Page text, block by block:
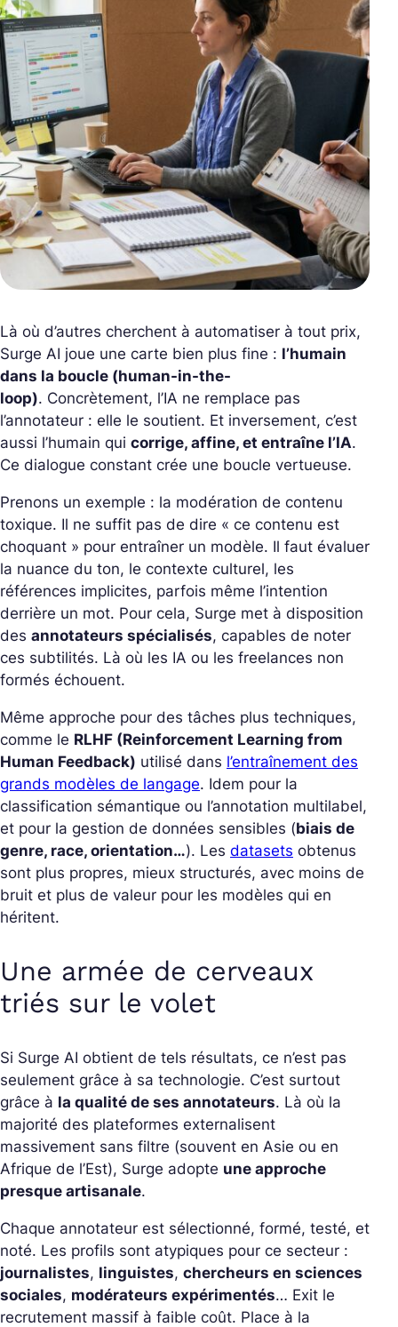
Là où d’autres cherchent à automatiser à tout prix,
Surge AI joue une carte bien plus fine : l’humain
dans la boucle (human-in-the-
loop). Concrètement, l’IA ne remplace pas
l’annotateur : elle le soutient. Et inversement, c’est
aussi l’humain qui corrige, affine, et entraîne l’IA.
Ce dialogue constant crée une boucle vertueuse.
Prenons un exemple : la modération de contenu
toxique. Il ne suffit pas de dire « ce contenu est
choquant » pour entraîner un modèle. Il faut évaluer
la nuance du ton, le contexte culturel, les
références implicites, parfois même l’intention
derrière un mot. Pour cela, Surge met à disposition
des annotateurs spécialisés, capables de noter
ces subtilités. Là où les IA ou les freelances non
formés échouent.
Même approche pour des tâches plus techniques,
comme le RLHF (Reinforcement Learning from
Human Feedback) utilisé dans l’entraînement des
grands modèles de langage. Idem pour la
classification sémantique ou l’annotation multilabel,
et pour la gestion de données sensibles (biais de
genre, race, orientation…). Les datasets obtenus
sont plus propres, mieux structurés, avec moins de
bruit et plus de valeur pour les modèles qui en
héritent.
Une armée de cerveaux
triés sur le volet
Si Surge AI obtient de tels résultats, ce n’est pas
seulement grâce à sa technologie. C’est surtout
grâce à la qualité de ses annotateurs. Là où la
majorité des plateformes externalisent
massivement sans filtre (souvent en Asie ou en
Afrique de l’Est), Surge adopte une approche
presque artisanale.
Chaque annotateur est sélectionné, formé, testé, et
noté. Les profils sont atypiques pour ce secteur :
journalistes, linguistes, chercheurs en sciences
sociales, modérateurs expérimentés… Exit le
recrutement massif à faible coût. Place à la